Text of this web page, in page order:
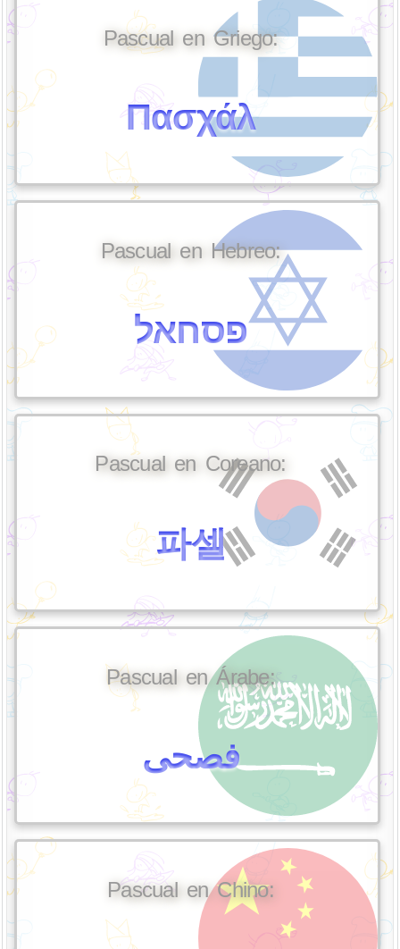
Pascual en Griego:
Πασχάλ
Pascual en Hebreo:
פסחאל
Pascual en Coreano:
파셀
Pascual en Árabe:
فصحى
Pascual en Chino: